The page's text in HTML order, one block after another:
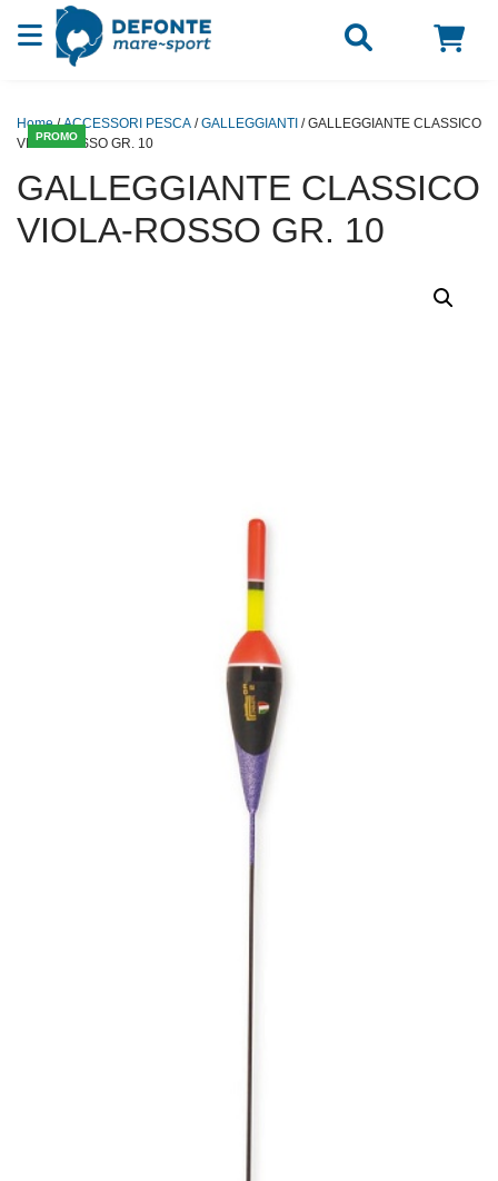
Vai al contenuto
PROMO
Home/ACCESSORI PESCA /GALLEGGIANTI / GALLEGGIANTE CLASSICO
VIOLA-ROSSO GR. 10
GALLEGGIANTE CLASSICO
VIOLA-ROSSO GR. 10